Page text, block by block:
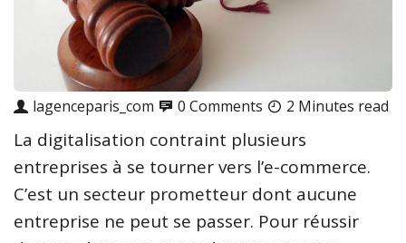
lagenceparis_com 0 Comments 2 Minutes read
La digitalisation contraint plusieurs
entreprises à se tourner vers l’e-commerce.
C’est un secteur prometteur dont aucune
entreprise ne peut se passer. Pour réussir